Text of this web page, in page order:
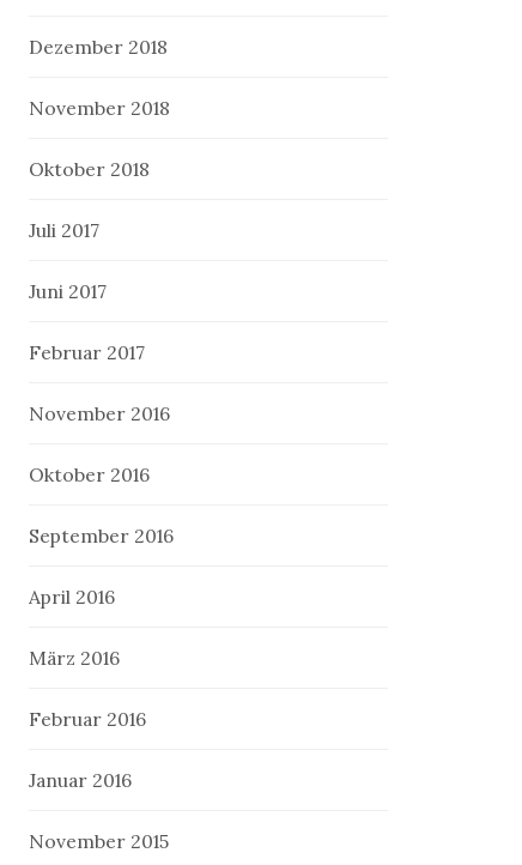
Dezember 2018
November 2018
Oktober 2018
Juli 2017
Juni 2017
Februar 2017
November 2016
Oktober 2016
September 2016
April 2016
März 2016
Februar 2016
Januar 2016
November 2015